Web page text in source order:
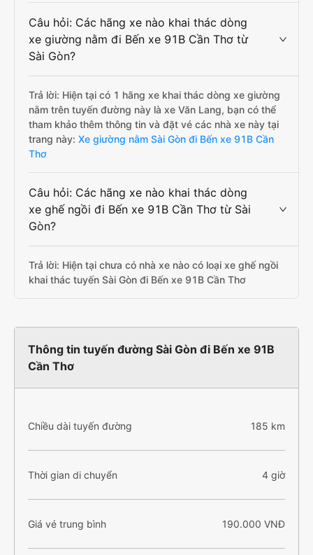
Câu hỏi: Các hãng xe nào khai thác dòng
xe giường nằm đi Bến xe 91B Cần Thơ từ
Sài Gòn?
Trả lời: Hiện tại có 1 hãng xe khai thác dòng xe giường
nằm trên tuyến đường này là xe Văn Lang, bạn có thể
tham khảo thêm thông tin và đặt vé các nhà xe này tại
trang này: Xe giường nằm Sài Gòn đi Bến xe 91B Cần
Thơ
Câu hỏi: Các hãng xe nào khai thác dòng
xe ghế ngồi đi Bến xe 91B Cần Thơ từ Sài
Gòn?
Trả lời: Hiện tại chưa có nhà xe nào có loại xe ghế ngồi
khai thác tuyến Sài Gòn đi Bến xe 91B Cần Thơ
Thông tin tuyến đường Sài Gòn đi Bến xe 91B
Cần Thơ
Chiều dài tuyến đường 185 km
Thời gian di chuyển 4 giờ
Giá vé trung bình 190.000 VNĐ